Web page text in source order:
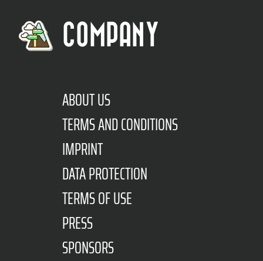
COMPANY
ABOUT US
TERMS AND CONDITIONS
IMPRINT
DATA PROTECTION
TERMS OF USE
PRESS
SPONSORS